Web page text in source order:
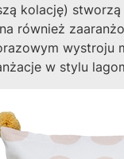
kolację)
również
wystroju
w stylu